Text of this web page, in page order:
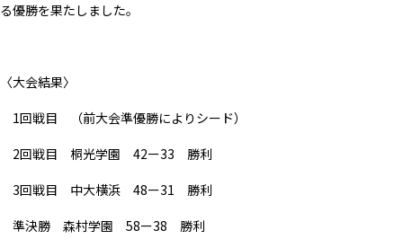
る優勝を果たしました。
〈大会結果〉
1回戦目 （前大会準優勝によりシード）
2回戦目 桐光学園 42ー33 勝利
3回戦目 中大横浜 48ー31 勝利
準決勝 森村学園 58ー38 勝利